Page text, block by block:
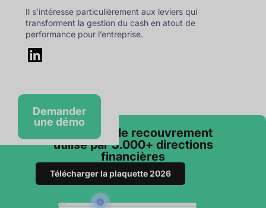
Il s’intéresse particulièrement aux leviers qui
transforment la gestion du cash en atout de
performance pour l’entreprise.
Demander
une démo
Le logiciel de recouvrement
utilisé par 3.000+ directions
financières
Télécharger la plaquette 2026